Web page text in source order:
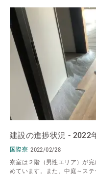
建設の進捗状況 - 2022
国際寮 2022/02/28
寮室は２階（男性エリア）が
めています。また、中庭～ステ